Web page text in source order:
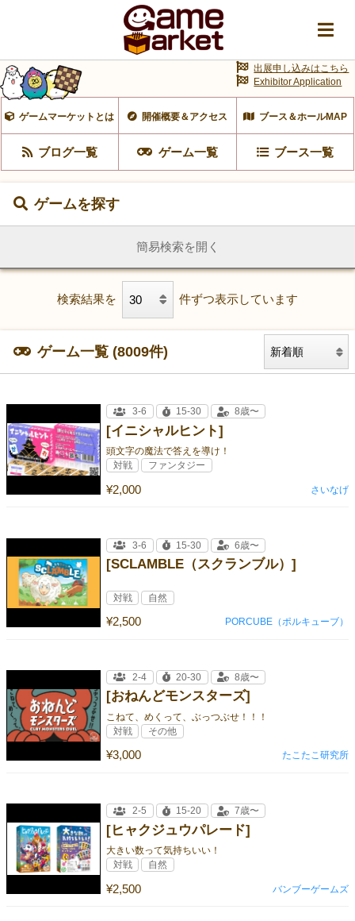
ゲームマーケットとは 開催概要＆アクセス ブース＆ホールMAP
ブログ一覧 ゲーム一覧 ブース一覧
出展申し込みはこちら
Exhibitor Application
ゲームを探す
簡易検索を開く
検索結果を 件ずつ表示しています
ゲーム一覧 (8009件)
[イニシャルヒント]
頭文字の魔法で答えを導け！
¥2,000
3-6 15-30 8歳〜
対戦 ファンタジー
さいなげ
[SCLAMBLE（スクランブル）]
¥2,500
3-6 15-30 6歳〜
対戦 自然
PORCUBE（ポルキューブ）
[おねんどモンスターズ]
こねて、めくって、ぶっつぶせ！！！
¥3,000
2-4 20-30 8歳〜
対戦 その他
たこたこ研究所
[ヒャクジュウパレード]
大きい数って気持ちいい！
¥2,500
2-5 15-20 7歳〜
対戦 自然
バンブーゲームズ